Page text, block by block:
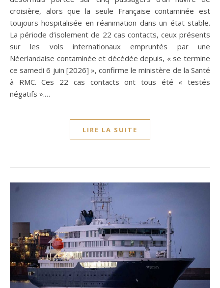
croisière, alors que la seule Française contaminée est
toujours hospitalisée en réanimation dans un état stable.
La période d’isolement de 22 cas contacts, ceux présents
sur les vols internationaux empruntés par une
Néerlandaise contaminée et décédée depuis, « se termine
ce samedi 6 juin [2026] », confirme le ministère de la Santé
à RMC. Ces 22 cas contacts ont tous été « testés
négatifs ».…
LIRE LA SUITE